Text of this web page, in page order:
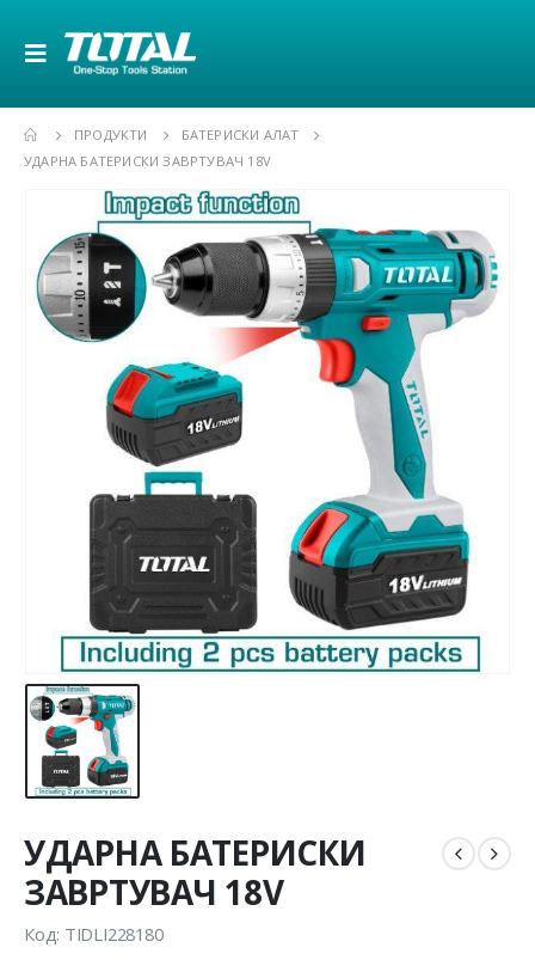
ПРОДУКТИ
БАТЕРИСКИ АЛАТ
УДАРНА БАТЕРИСКИ ЗАВРТУВАЧ 18V
УДАРНА БАТЕРИСКИ
ЗАВРТУВАЧ 18V
Код: TIDLI228180